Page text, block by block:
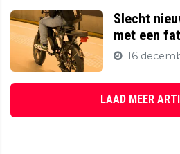
Slecht
met een
16
LAAD MEER